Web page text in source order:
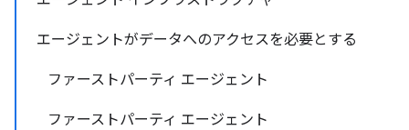
エージェントがデータへのアクセスを必要とする
ファーストパーティ エージェント
ファーストパーティ エージェント